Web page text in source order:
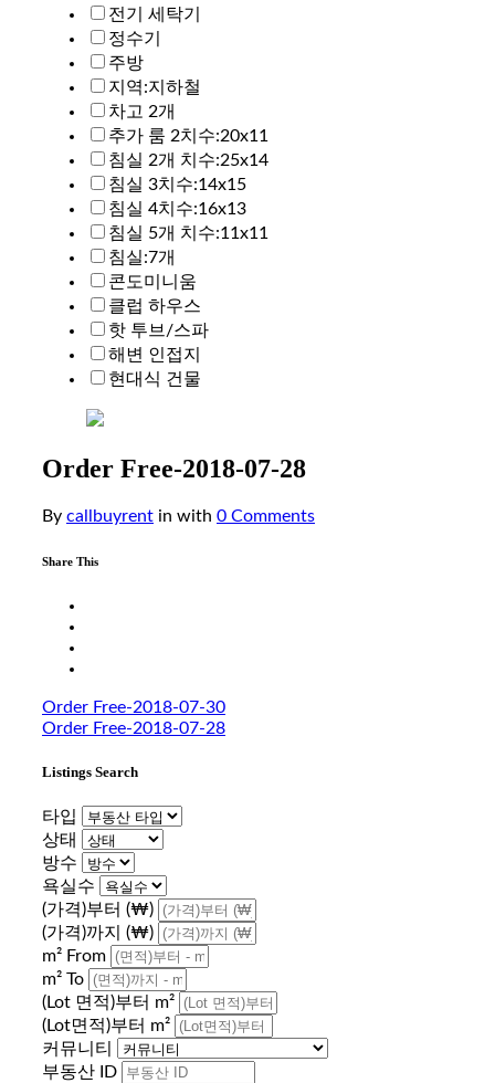
전기 세탁기
정수기
주방
지역:지하철
차고 2개
추가 룸 2치수:20x11
침실 2개 치수:25x14
침실 3치수:14x15
침실 4치수:16x13
침실 5개 치수:11x11
침실:7개
콘도미니움
클럽 하우스
핫 투브/스파
해변 인접지
현대식 건물
Order Free-2018-07-28
By callbuyrent in with 0 Comments
Share This
Order Free-2018-07-30
Order Free-2018-07-28
Listings Search
타입
상태
방수
욕실수
(가격)부터 (₩)
(가격)까지 (₩)
m² From
m² To
(Lot 면적)부터 m²
(Lot면적)부터 m²
커뮤니티
부동산 ID